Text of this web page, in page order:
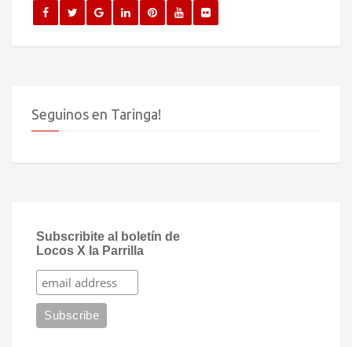
Seguinos en Taringa!
Subscribite al boletín de
Locos X la Parrilla